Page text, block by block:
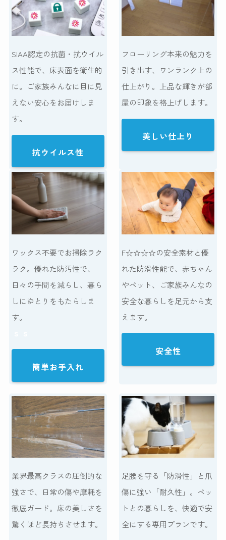
SIAA認定の抗菌・抗ウイル
ス性能で、床表面を衛生的
に。ご家族みんなに目に見
えない安心をお届けしま
す。
抗ウイルス性
フローリング本来の魅力を
引き出す、ワンランク上の
仕上がり。上品な輝きが部
屋の印象を格上げします。
美しい仕上り
ワックス不要でお掃除ラク
ラク。優れた防汚性で、
日々の手間を減らし、暮ら
しにゆとりをもたらしま
す。
簡単お手入れ
F☆☆☆☆の安全素材と優
れた防滑性能で、赤ちゃん
やペット、ご家族みんなの
安全な暮らしを足元から支
えます。
安全性
業界最高クラスの圧倒的な
強さで、日常の傷や摩耗を
徹底ガード。床の美しさを
驚くほど長持ちさせます。
足腰を守る「防滑性」と爪
傷に強い「耐久性」。ペッ
トとの暮らしを、快適で安
全にする専用プランです。